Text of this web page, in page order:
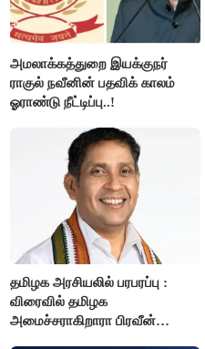
அமலாக்கத்துறை இயக்குநர்
ராகுல் நவீனின் பதவிக் காலம்
ஓராண்டு நீட்டிப்பு..!
தமிழக அரசியலில் பரபரப்பு :
விரைவில் தமிழக
அமைச்சராகிறாரா பிரவீன்